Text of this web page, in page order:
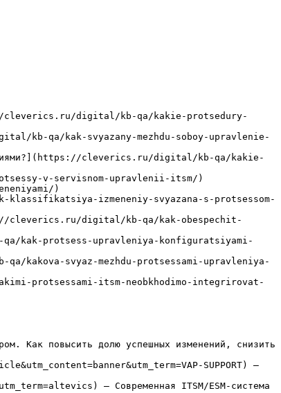
cleverics.ru/digital/kb-qa/kakie-protsedury-
kb-qa/kak-svyazany-mezhdu-soboy-upravlenie-
cleverics.ru/digital/kb-qa/kakie-
v-servisnom-upravlenii-itsm/)
)
klassifikatsiya-izmeneniy-svyazana-s-protsessom-
cleverics.ru/digital/kb-qa/kak-obespechit-
qa/kak-protsess-upravleniya-konfiguratsiyami-
kakova-svyaz-mezhdu-protsessami-upravleniya-
protsessami-itsm-neobkhodimo-integrirovat-
Как повысить долю успешных изменений, снизить
SUPPORT) —
— Современная ITSM/ESM-система